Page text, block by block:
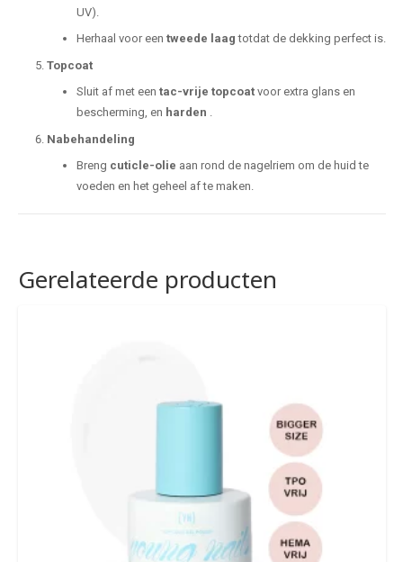
UV).
Herhaal voor een tweede laag totdat de dekking perfect is.
Topcoat
Sluit af met een tac-vrije topcoatvoor extra glans en
bescherming, en harden .
Nabehandeling
Breng cuticle-olie aan rond de nagelriem om de huid te
voeden en het geheel af te maken.
Gerelateerde producten